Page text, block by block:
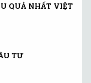
QUẢ NHẤT VIỆT
TƯ